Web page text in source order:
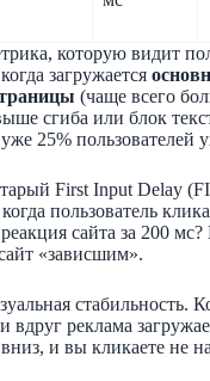
которую видит
загружается
(чаще всего
сгиба или блок
25% пользователей
First Input Delay
пользователь
сайта за 200
«зависшим».
стабильность.
вдруг реклама
и вы кликаете не